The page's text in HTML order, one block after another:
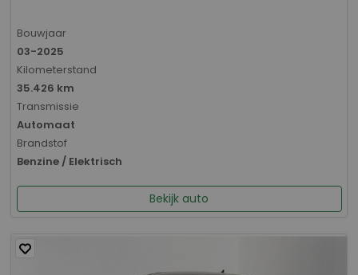
Bouwjaar
03-2025
Kilometerstand
35.426 km
Transmissie
Automaat
Brandstof
Benzine / Elektrisch
Bekijk auto